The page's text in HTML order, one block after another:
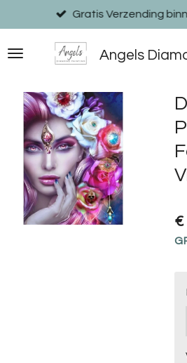
direct
naar
Angels
Gratis Verzending
€